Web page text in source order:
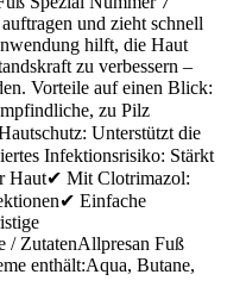
und zieht schnell
hilft, die Haut
zu verbessern –
Vorteile auf einen Blick:
zu Pilz
Unterstützt die
Infektionsrisiko: Stärkt
Haut✔ Mit Clotrimazol:
Einfache
/ ZutatenAllpresan Fuß
enthält:Aqua, Butane,